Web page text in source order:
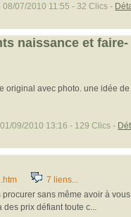
08/07/2010 11:55 - 32 Clics -
naissance et faire-
original avec photo. une idée de
09/2010 13:16 - 129 Clics -
7 liens...
sans même avoir à vous
prix défiant toute c...